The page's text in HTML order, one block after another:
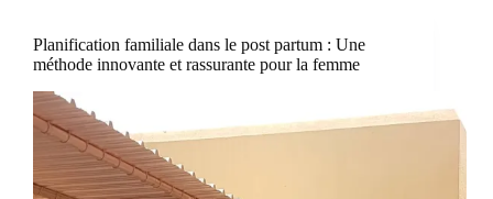
Planification familiale dans le post partum : Une
méthode innovante et rassurante pour la femme